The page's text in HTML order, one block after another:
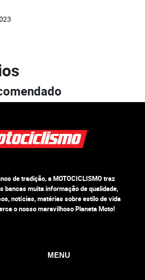
de tradição, a MOTOCICLISMO traz
bancas muita informação de qualidade,
notícias, matérias sobre estilo de vida
o nosso maravilhoso Planeta Moto!
MENU